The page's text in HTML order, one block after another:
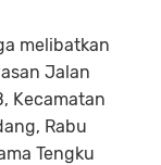
melibatkan
Jalan
Kecamatan
Rabu
Tengku